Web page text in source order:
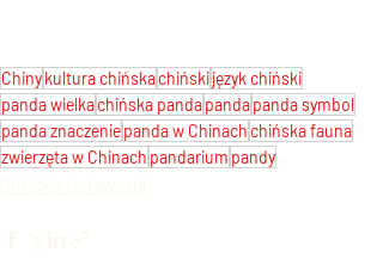
Chinykultura chińskachińskijęzyk chiński
panda wielkachińska pandapandapanda symbol
panda znaczeniepanda w Chinach chińska fauna
zwierzęta w Chinach pandarium pandy